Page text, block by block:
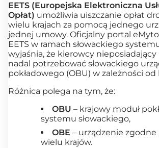
EETS (Europejska Elektroniczna
Opłat) umożliwia uiszczanie opłat
wielu krajach za pomocą jednego
jednej umowy. Oficjalny portal
EETS w ramach słowackiego
wyjaśnia, że kierowcy nieposiadający
nadal potrzebować słowackiego
pokładowego (OBU) w zależności
Różnica polega na tym, że:
OBU – krajowy moduł
systemu słowackiego,
OBE – urządzenie zgodne
wielu krajów.